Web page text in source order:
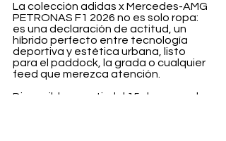
La colección adidas x Mercedes-AMG
PETRONAS F1 2026 no es solo ropa:
es una declaración de actitud, un
híbrido perfecto entre tecnología
deportiva y estética urbana, listo
para el paddock, la grada o cualquier
feed que merezca atención.
Disponible a partir del 15 de enero de